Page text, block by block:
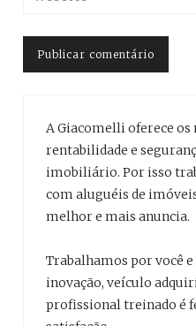
A Giacomelli oferece
rentabilidade e
imobiliário. Por isso
com aluguéis de
melhor e mais anuncia.
Trabalhamos por você e
inovação, veículo
profissional treinado é